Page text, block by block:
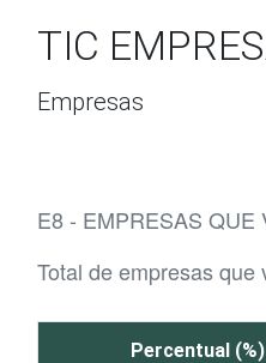
TIC
Empresas
E8 - EMPRESAS QUE
Total de empresas
Percentual (%)